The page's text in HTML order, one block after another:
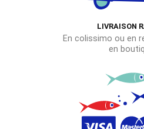
LIVRAISON
En colissimo ou en
en